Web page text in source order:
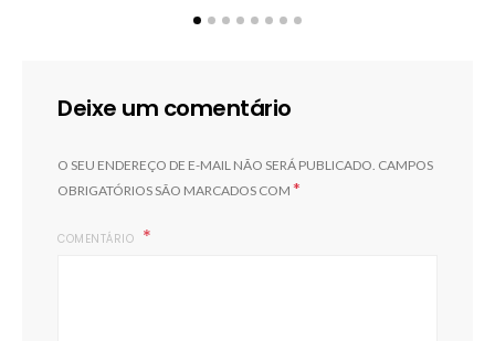
Deixe um comentário
O SEU ENDEREÇO DE E-MAIL NÃO SERÁ PUBLICADO. CAMPOS
OBRIGATÓRIOS SÃO MARCADOS COM *
COMENTÁRIO